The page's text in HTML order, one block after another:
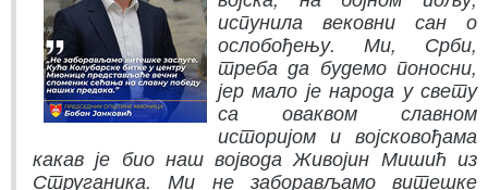
испунила вековни сан о
ослобођењу. Ми, Срби,
треба да будемо поносни,
јер мало је народа у свету
са оваквом славном
историјом и војсковођама
какав је био наш војвода Живојин Мишић из
Струганика. Ми не заборављамо витешке